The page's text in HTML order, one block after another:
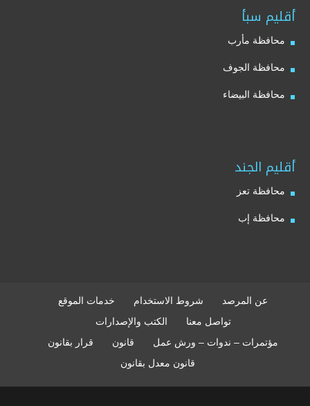
أقليم سبأ
محافظة مأرب
محافظة الجوف
محافظة البيضاء
أقليم الجند
محافظة تعز
محافظة إب
عن المرصد شروط الاستخدام
خدمات الموقع
تواصل معنا
الكتب والإصدارات
مؤتمرات – ندوات – ورش عمل
قانون
قرار بقانون
قانون معدل بقانون